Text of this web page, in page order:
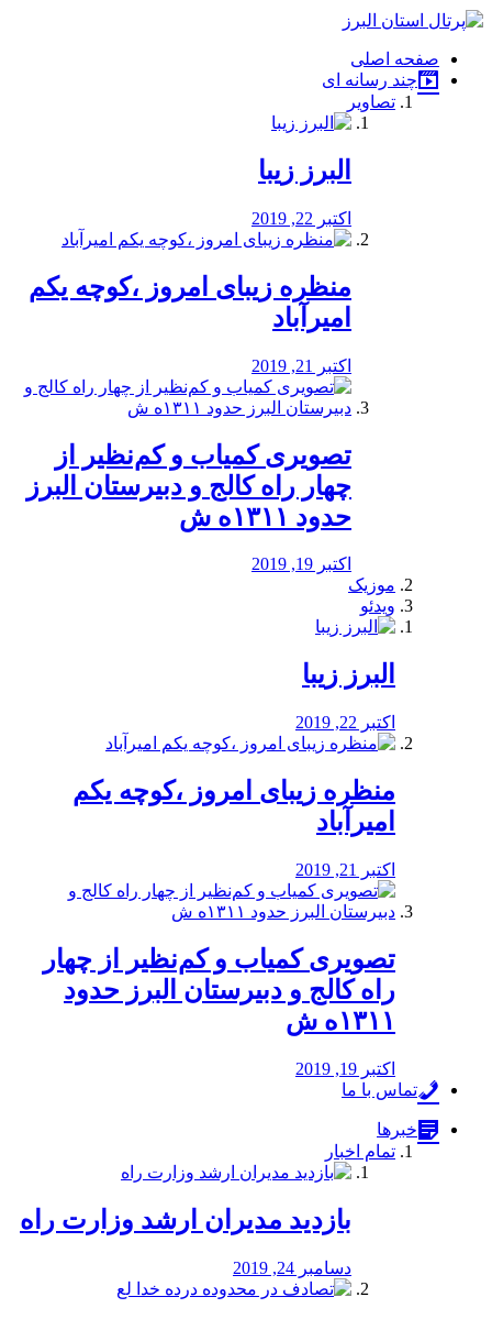
فصد
شرق
تهران
خشکشویی
صفحه اصلی
چند رسانه ای
تصاویر
البرز زیبا
اکتبر 22, 2019
منظره‌‌ زیبای امروز ،کوچه یکم
امیرآباد
اکتبر 21, 2019
️تصویری کمیاب و کم‌نظیر از
چهار راه كالج و دبيرستان البرز
حدود ۱۳۱۱ه ش
اکتبر 19, 2019
موزیک
ویدئو
البرز زیبا
اکتبر 22, 2019
منظره‌‌ زیبای امروز ،کوچه یکم
امیرآباد
اکتبر 21, 2019
️تصویری کمیاب و کم‌نظیر از چهار
راه كالج و دبيرستان البرز حدود
۱۳۱۱ه ش
اکتبر 19, 2019
تماس با ما
خبرها
تمام اخبار
بازدید مدیران ارشد وزارت راه
دسامبر 24, 2019